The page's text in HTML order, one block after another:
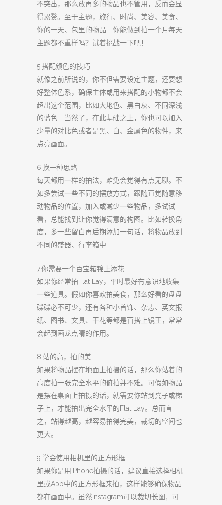
不突出，那么放再多的物品也不管用，反而会显
得累赘。至于主题，旅行、时尚、美容、美食、
你的一天、包里的物品……你能做到拍一个月每天
主题都不重样吗？试着挑战一下吧！
5.搭配颜色的技巧
就像之前所说的，你不但需要设定主题，还要想
好整体色系，确保主体或用来搭配的小物都不会
超出这个范围，比如大地色、黑白灰、不同深浅
的蓝色……当然了，在此基础之上，你也可以加入
少量的对比色或者是黑、白、金属色的物件，来
点亮画面。
6.换一种思路
每天都用一样的拍法，难免会觉得有点无聊。不
如多尝试一些不同的摆放方式，跟随直觉随意移
动物品的位置，加入或减少一些物品，多试试
看，总能找到让你觉得满意的构图。比如转换角
度，多一些留白再后期添加一句话，将物品放到
不同的盛器、行李箱中……
7.你需要一个百宝箱锦上添花
如果你经常拍Flat Lay，平时最好有意识地收集
一些道具。假如你喜欢拍美食，那么好看的盘盘
碟碟必不可少，还有各种小首饰、杂志、英文报
纸、图书、文具、干花等都是百搭上镜王，常常
会起到画龙点睛的作用。
8.站的高，拍的美
如果将物品摆在地面上拍摄的话，那么你站着的
高度拍一张完全水平的俯拍并不难。可假如物品
是摆在桌面上拍摄的话，就需要你站到凳子或梯
子上，才能拍出完全水平的Flat Lay。总而言
之，站得越高，越容易拍得完美，裁切的空间也
更大。
9.学会使用相机里的正方形框
如果你是用iPhone拍摄的话，建议直接选择相机
里或App中的正方形框来拍，这样能够确保物品
都在画面中。虽然instagram可以裁切长图，可